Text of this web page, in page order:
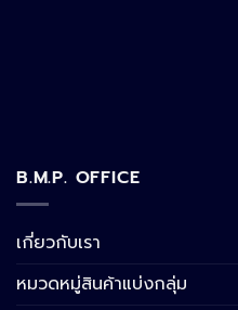
B.M.P. OFFICE
เกี่ยวกับเรา
หมวดหมู่สินค้าแบ่งกลุ่ม